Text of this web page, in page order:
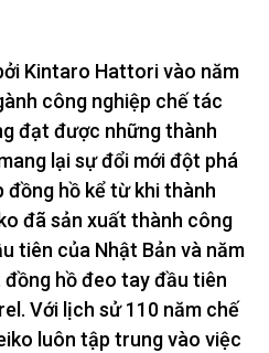
Kintaro Hattori vào năm
công nghiệp chế tác
đạt được những thành
lại sự đổi mới đột phá
đồng hồ kể từ khi thành
đã sản xuất thành công
tiên của Nhật Bản và năm
hồ đeo tay đầu tiên
Với lịch sử 110 năm chế
luôn tập trung vào việc